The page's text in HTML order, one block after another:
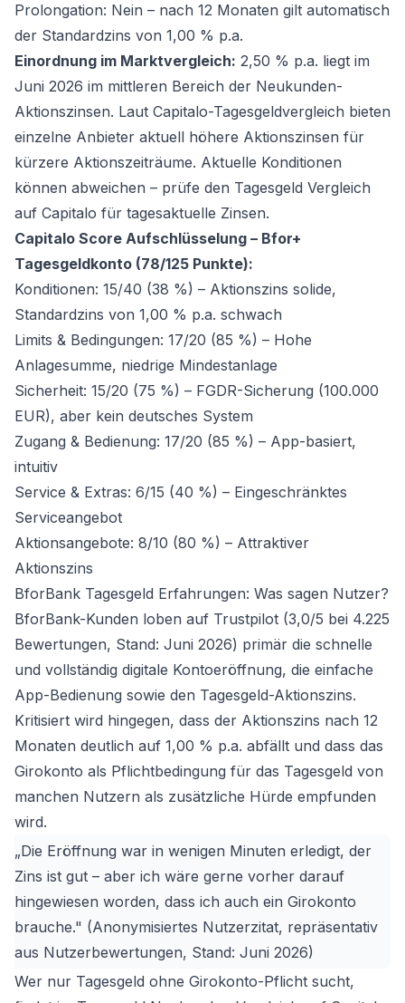
Prolongation: Nein – nach 12 Monaten gilt automatisch
der Standardzins von 1,00 % p.a.
Einordnung im Marktvergleich: 2,50 % p.a. liegt im
Juni 2026 im mittleren Bereich der Neukunden-
Aktionszinsen. Laut Capitalo-Tagesgeldvergleich bieten
einzelne Anbieter aktuell höhere Aktionszinsen für
kürzere Aktionszeiträume. Aktuelle Konditionen
können abweichen – prüfe den Tagesgeld Vergleich
auf Capitalo für tagesaktuelle Zinsen.
Capitalo Score Aufschlüsselung – Bfor+
Tagesgeldkonto (78/125 Punkte):
Konditionen: 15/40 (38 %) – Aktionszins solide,
Standardzins von 1,00 % p.a. schwach
Limits & Bedingungen: 17/20 (85 %) – Hohe
Anlagesumme, niedrige Mindestanlage
Sicherheit: 15/20 (75 %) – FGDR-Sicherung (100.000
EUR), aber kein deutsches System
Zugang & Bedienung: 17/20 (85 %) – App-basiert,
intuitiv
Service & Extras: 6/15 (40 %) – Eingeschränktes
Serviceangebot
Aktionsangebote: 8/10 (80 %) – Attraktiver
Aktionszins
BforBank Tagesgeld Erfahrungen: Was sagen Nutzer?
BforBank-Kunden loben auf Trustpilot (3,0/5 bei 4.225
Bewertungen, Stand: Juni 2026) primär die schnelle
und vollständig digitale Kontoeröffnung, die einfache
App-Bedienung sowie den Tagesgeld-Aktionszins.
Kritisiert wird hingegen, dass der Aktionszins nach 12
Monaten deutlich auf 1,00 % p.a. abfällt und dass das
Girokonto als Pflichtbedingung für das Tagesgeld von
manchen Nutzern als zusätzliche Hürde empfunden
wird.
„Die Eröffnung war in wenigen Minuten erledigt, der
Zins ist gut – aber ich wäre gerne vorher darauf
hingewiesen worden, dass ich auch ein Girokonto
brauche." (Anonymisiertes Nutzerzitat, repräsentativ
aus Nutzerbewertungen, Stand: Juni 2026)
Wer nur Tagesgeld ohne Girokonto-Pflicht sucht,